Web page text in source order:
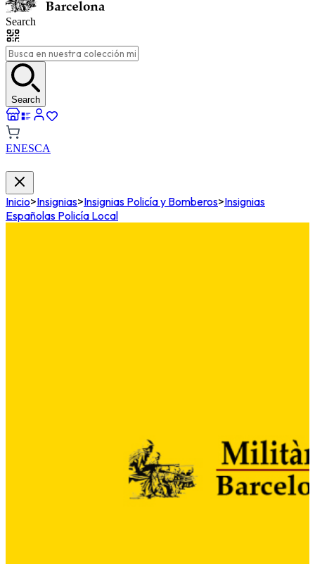
Search
Search
ENESCA
Inicio>Insignias>Insignias Policía y Bomberos>Insignias
Españolas Policía Local